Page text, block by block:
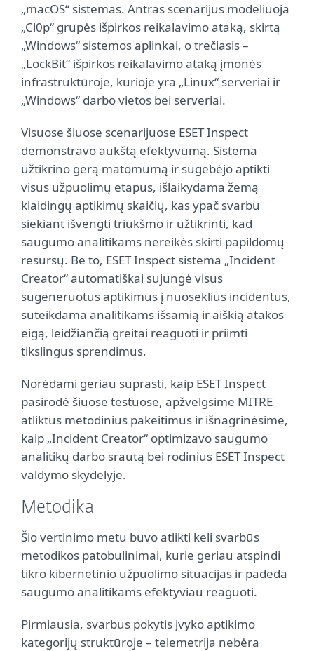
„macOS“ sistemas. Antras scenarijus modeliuoja
„Cl0p“ grupės išpirkos reikalavimo ataką, skirtą
„Windows“ sistemos aplinkai, o trečiasis –
„LockBit“ išpirkos reikalavimo ataką įmonės
infrastruktūroje, kurioje yra „Linux“ serveriai ir
„Windows“ darbo vietos bei serveriai.
Visuose šiuose scenarijuose ESET Inspect
demonstravo aukštą efektyvumą. Sistema
užtikrino gerą matomumą ir sugebėjo aptikti
visus užpuolimų etapus, išlaikydama žemą
klaidingų aptikimų skaičių, kas ypač svarbu
siekiant išvengti triukšmo ir užtikrinti, kad
saugumo analitikams nereikės skirti papildomų
resursų. Be to, ESET Inspect sistema „Incident
Creator“ automatiškai sujungė visus
sugeneruotus aptikimus į nuoseklius incidentus,
suteikdama analitikams išsamią ir aiškią atakos
eigą, leidžiančią greitai reaguoti ir priimti
tikslingus sprendimus.
Norėdami geriau suprasti, kaip ESET Inspect
pasirodė šiuose testuose, apžvelgsime MITRE
atliktus metodinius pakeitimus ir išnagrinėsime,
kaip „Incident Creator“ optimizavo saugumo
analitikų darbo srautą bei rodinius ESET Inspect
valdymo skydelyje.
Metodika
Šio vertinimo metu buvo atlikti keli svarbūs
metodikos patobulinimai, kurie geriau atspindi
tikro kibernetinio užpuolimo situacijas ir padeda
saugumo analitikams efektyviau reaguoti.
Pirmiausia, svarbus pokytis įvyko aptikimo
kategorijų struktūroje – telemetrija nebėra